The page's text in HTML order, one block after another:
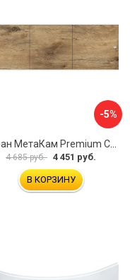
-5%
Экран МетаКам Premium Collection 4650208860133
4 685 руб. 4 451 руб.
В КОРЗИНУ